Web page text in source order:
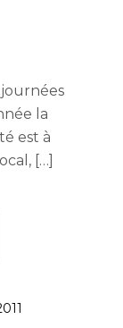
la
est à
[…]